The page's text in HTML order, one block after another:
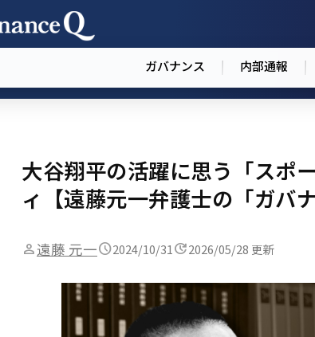
ガバナンス 内部通報
大谷翔平の活躍に思う「スポ
ィ【遠藤元一弁護士の「ガバ
遠藤 元一 2024/10/31 2026/05/28 更新